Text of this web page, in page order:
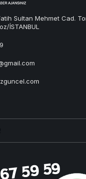
Sultan Mehmet Cad.
İSTANBUL